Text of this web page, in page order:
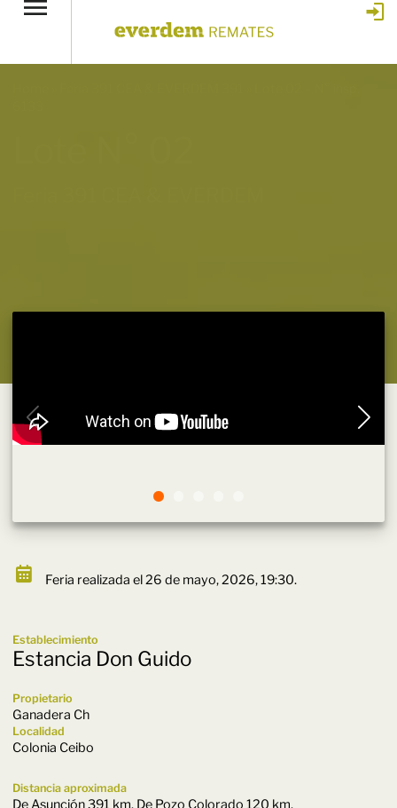
Feria realizada el 26 de mayo, 2026, 19:30.
Establecimiento
Estancia Don Guido
Propietario
Ganadera Ch
Localidad
Colonia Ceibo
Distancia aproximada
De Asunción 391 km. De Pozo Colorado 120 km.